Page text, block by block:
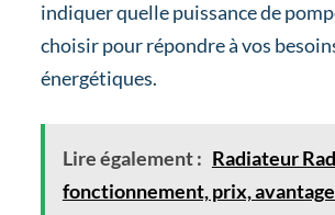
indiquer quelle puissance de
choisir pour répondre à vos
énergétiques.
Lire également : Radiateur
fonctionnement, prix,